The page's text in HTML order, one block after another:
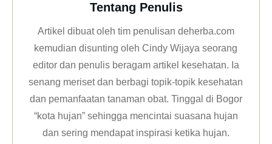
Tentang Penulis
Artikel dibuat oleh tim penulisan deherba.com
kemudian disunting oleh Cindy Wijaya seorang
editor dan penulis beragam artikel kesehatan. Ia
senang meriset dan berbagi topik-topik kesehatan
dan pemanfaatan tanaman obat. Tinggal di Bogor
“kota hujan” sehingga mencintai suasana hujan
dan sering mendapat inspirasi ketika hujan.